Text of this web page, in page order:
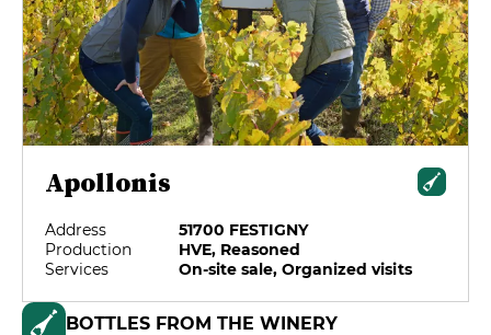
Apollonis
Address
51700 FESTIGNY
Production
HVE, Reasoned
Services
On-site sale, Organized visits
BOTTLES FROM THE WINERY